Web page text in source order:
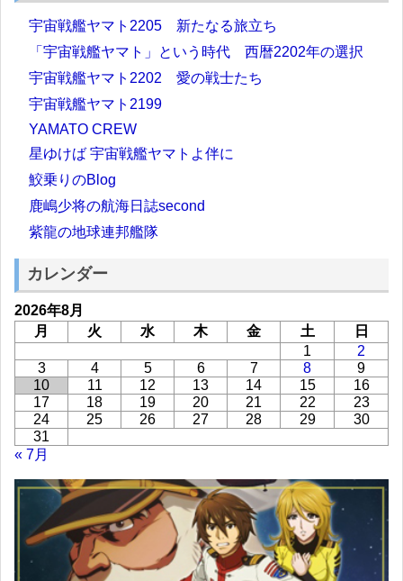
宇宙戦艦ヤマト2205 新たなる旅立ち
「宇宙戦艦ヤマト」という時代 西暦2202年の選択
宇宙戦艦ヤマト2202 愛の戦士たち
宇宙戦艦ヤマト2199
YAMATO CREW
星ゆけば 宇宙戦艦ヤマトよ伴に
鮫乗りのBlog
鹿嶋少将の航海日誌second
紫龍の地球連邦艦隊
カレンダー
2026年8月
月
火 水 木 金 土
日
1
2
3
4 5 6 7 8
9
10
11 12 13 14 15
16
17
18 19 20 21 22
23
24
25 26 27 28 29
30
31
« 7月